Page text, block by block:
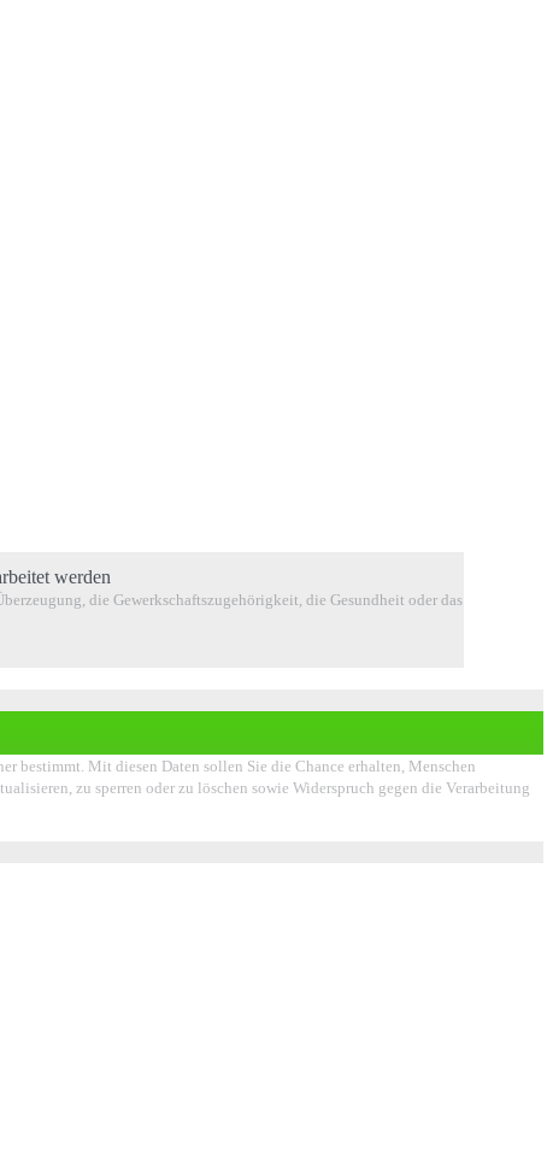
werden
die Gewerkschaftszugehörigkeit, die Gesundheit oder das
bestimmt. Mit diesen Daten sollen Sie die Chance erhalten, Menschen
zu sperren oder zu löschen sowie Widerspruch gegen die Verarbeitung